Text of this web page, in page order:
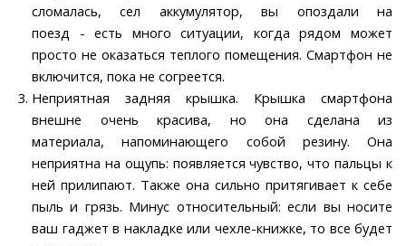
сломалась, сел аккумулятор, вы опоздали на
поезд - есть много ситуации, когда рядом может
просто не оказаться теплого помещения. Смартфон не
включится, пока не согреется.
Неприятная задняя крышка. Крышка смартфона
внешне очень красива, но она сделана из
материала, напоминающего собой резину. Она
неприятна на ощупь: появляется чувство, что пальцы к
ней прилипают. Также она сильно притягивает к себе
пыль и грязь. Минус относительный: если вы носите
ваш гаджет в накладке или чехле-книжке, то все будет